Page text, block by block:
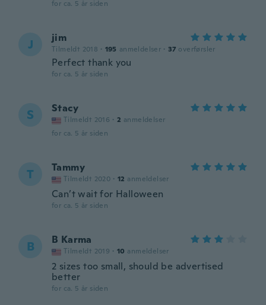
for ca. 5 år siden
J jim
Tilmeldt 2018 · 195 anmeldelser · 37 overførsler
Perfect thank you
for ca. 5 år siden
S Stacy
Tilmeldt 2016 · 2 anmeldelser
for ca. 5 år siden
T Tammy
Tilmeldt 2020 · 12 anmeldelser
Can’t wait for Halloween
for ca. 5 år siden
B B Karma
Tilmeldt 2019 · 10 anmeldelser
2 sizes too small, should be advertised
better
for ca. 5 år siden